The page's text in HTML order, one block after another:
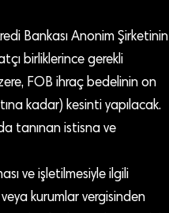
Bankası Anonim Şirketinin
birliklerince gerekli
FOB ihraç bedelinin on
kadar) kesinti yapılacak.
tanınan istisna ve
ve işletilmesiyle ilgili
kurumlar vergisinden